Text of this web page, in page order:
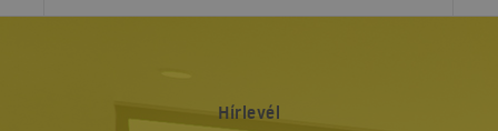
Hírlevél